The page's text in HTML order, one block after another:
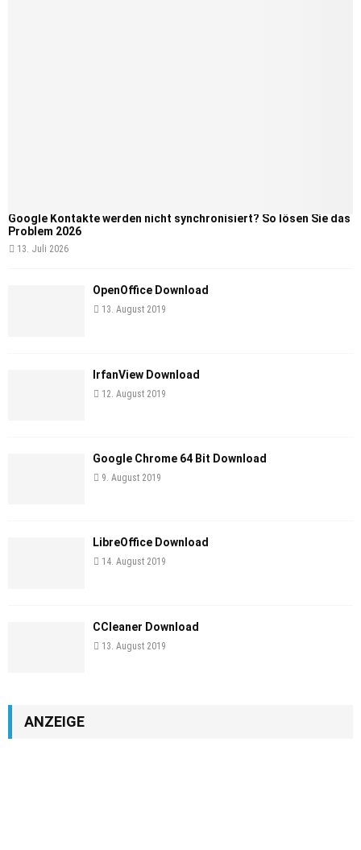
Google Kontakte werden nicht synchronisiert? So lösen Sie das
Problem 2026
13. Juli 2026
OpenOffice Download
13. August 2019
IrfanView Download
12. August 2019
Google Chrome 64 Bit Download
9. August 2019
LibreOffice Download
14. August 2019
CCleaner Download
13. August 2019
ANZEIGE